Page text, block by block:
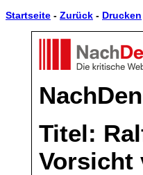
Startseite - Zurück - Drucken
Titel:
Vorsicht